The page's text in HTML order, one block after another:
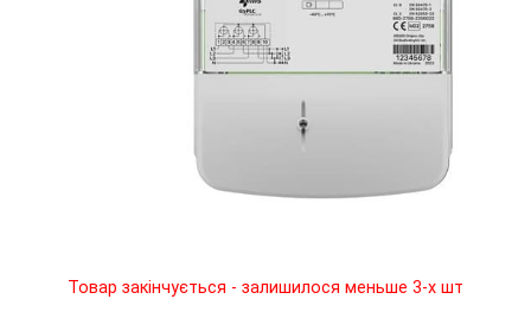
Товар закінчується - залишилося меньше 3-х шт